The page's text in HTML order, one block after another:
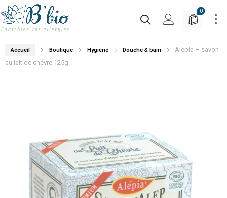
0
Accueil Boutique Hygiène Douche & bain
Alepia – savon
au lait de chèvre 125g